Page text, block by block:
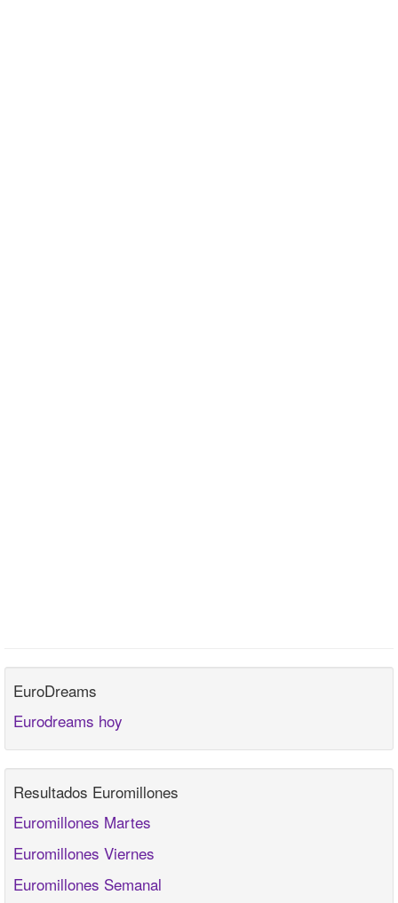
EuroDreams
Eurodreams hoy
Resultados Euromillones
Euromillones Martes
Euromillones Viernes
Euromillones Semanal